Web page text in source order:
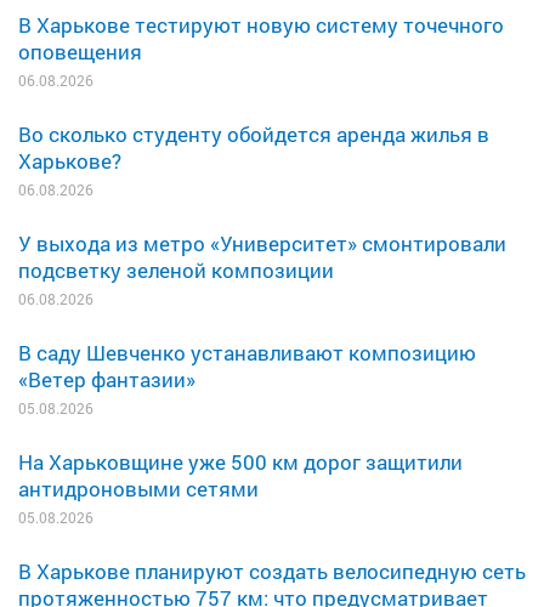
В Харькове тестируют новую систему точечного
оповещения
06.08.2026
Во сколько студенту обойдется аренда жилья в
Харькове?
06.08.2026
У выхода из метро «Университет» смонтировали
подсветку зеленой композиции
06.08.2026
В саду Шевченко устанавливают композицию
«Ветер фантазии»
05.08.2026
На Харьковщине уже 500 км дорог защитили
антидроновыми сетями
05.08.2026
В Харькове планируют создать велосипедную сеть
протяженностью 757 км: что предусматривает